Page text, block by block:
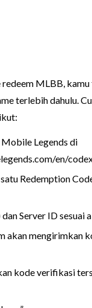
MLBB,
terlebih dahulu.
Legends di
en/
Redemption
Server ID sesuai
akan mengirimkan
kode verifikasi